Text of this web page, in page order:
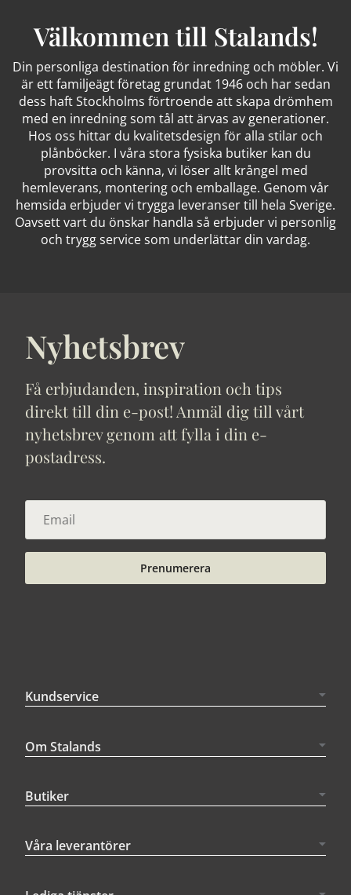
Välkommen till Stalands!
Din personliga destination för inredning och möbler. Vi
är ett familjeägt företag grundat 1946 och har sedan
dess haft Stockholms förtroende att skapa drömhem
med en inredning som tål att ärvas av generationer.
Hos oss hittar du kvalitetsdesign för alla stilar och
plånböcker. I våra stora fysiska butiker kan du
provsitta och känna, vi löser allt krångel med
hemleverans, montering och emballage. Genom vår
hemsida erbjuder vi trygga leveranser till hela Sverige.
Oavsett vart du önskar handla så erbjuder vi personlig
och trygg service som underlättar din vardag.
Nyhetsbrev
Få erbjudanden, inspiration och tips
direkt till din e-post! Anmäl dig till vårt
nyhetsbrev genom att fylla i din e-
postadress.
Prenumerera
Kundservice
Om Stalands
Butiker
Våra leverantörer